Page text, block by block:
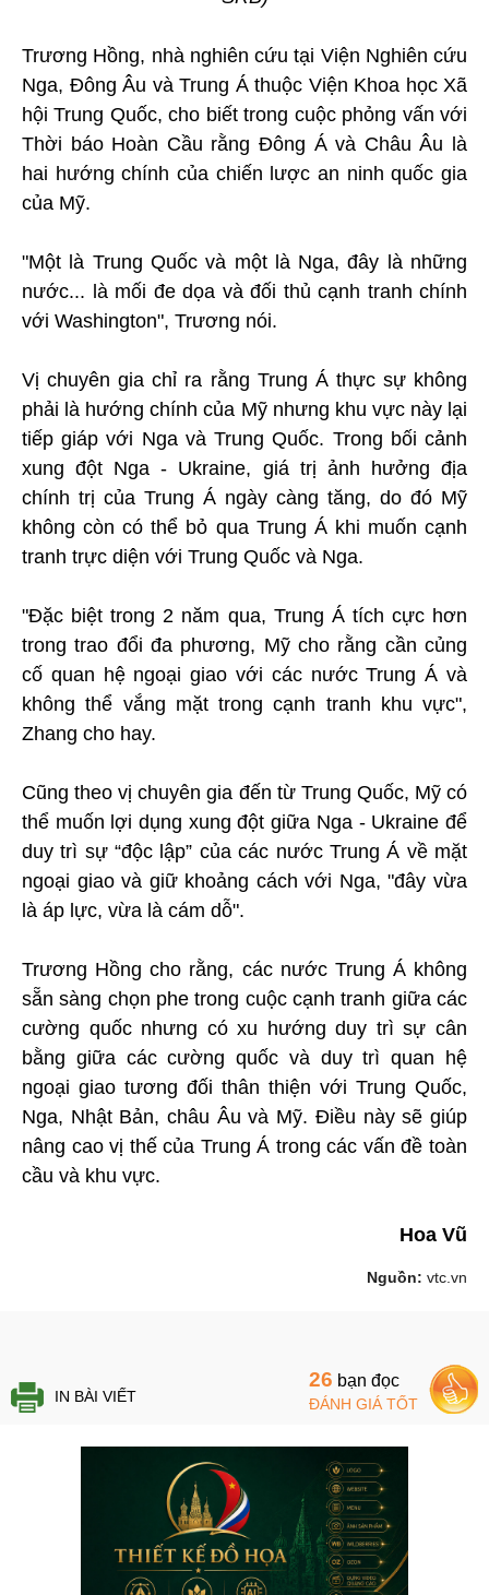
Trương Hồng, nhà nghiên cứu tại Viện Nghiên cứu
Nga, Đông Âu và Trung Á thuộc Viện Khoa học Xã
hội Trung Quốc, cho biết trong cuộc phỏng vấn với
Thời báo Hoàn Cầu rằng Đông Á và Châu Âu là
hai hướng chính của chiến lược an ninh quốc gia
của Mỹ.
"Một là Trung Quốc và một là Nga, đây là những
nước... là mối đe dọa và đối thủ cạnh tranh chính
với Washington", Trương nói.
Vị chuyên gia chỉ ra rằng Trung Á thực sự không
phải là hướng chính của Mỹ nhưng khu vực này lại
tiếp giáp với Nga và Trung Quốc. Trong bối cảnh
xung đột Nga - Ukraine, giá trị ảnh hưởng địa
chính trị của Trung Á ngày càng tăng, do đó Mỹ
không còn có thể bỏ qua Trung Á khi muốn cạnh
tranh trực diện với Trung Quốc và Nga.
"Đặc biệt trong 2 năm qua, Trung Á tích cực hơn
trong trao đổi đa phương, Mỹ cho rằng cần củng
cố quan hệ ngoại giao với các nước Trung Á và
không thể vắng mặt trong cạnh tranh khu vực",
Zhang cho hay.
Cũng theo vị chuyên gia đến từ Trung Quốc, Mỹ có
thể muốn lợi dụng xung đột giữa Nga - Ukraine để
duy trì sự “độc lập” của các nước Trung Á về mặt
ngoại giao và giữ khoảng cách với Nga, "đây vừa
là áp lực, vừa là cám dỗ".
Trương Hồng cho rằng, các nước Trung Á không
sẵn sàng chọn phe trong cuộc cạnh tranh giữa các
cường quốc nhưng có xu hướng duy trì sự cân
bằng giữa các cường quốc và duy trì quan hệ
ngoại giao tương đối thân thiện với Trung Quốc,
Nga, Nhật Bản, châu Âu và Mỹ. Điều này sẽ giúp
nâng cao vị thế của Trung Á trong các vấn đề toàn
cầu và khu vực.
Hoa Vũ
Nguồn: vtc.vn
IN BÀI VIẾT
26 bạn đọc
ĐÁNH GIÁ TỐT